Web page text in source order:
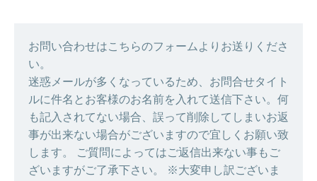
お問い合わせはこちらのフォームよりお送りくださ
い。
迷惑メールが多くなっているため、お問合せタイト
ルに件名とお客様のお名前を入れて送信下さい。何
も記入されてない場合、誤って削除してしまいお返
事が出来ない場合がございますので宜しくお願い致
します。 ご質問によってはご返信出来ない事もご
ざいますがご了承下さい。 ※大変申し訳ございま